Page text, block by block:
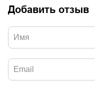
Добавить отзыв